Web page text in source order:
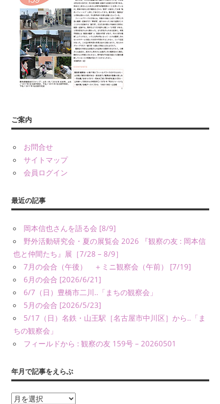
展
示、
ワ
ー
ク
シ
ョ
ッ
演
義）
な
ど
り、
表
し
て
い
ま
す。
ご案内
お問合せ
サイトマップ
会員ログイン
最近の記事
岡本信也さんを語る会 [8/9]
野外活動研究会・夏の展覧会 2026 『観察の友 : 岡本信
也と仲間たち』展［7/28 – 8/9］
7月の会合（午後） ＋ミニ観察会（午前） [7/19]
6月の会合 [2026/6/21]
6/7（日）豊橋市二川..「まちの観察会」
5月の会合 [2026/5/23]
5/17（日）名鉄・山王駅［名古屋市中川区］から..「ま
ちの観察会」
フィールドから : 観察の友 159号 – 20260501
年月で記事をえらぶ
年